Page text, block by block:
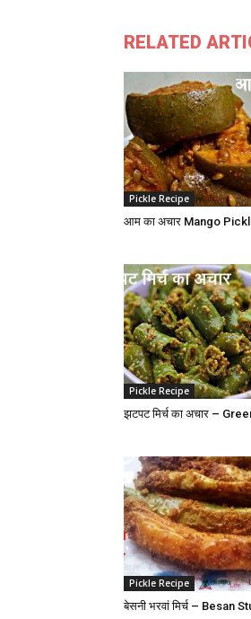
RELATED
Pickle Recipe
आम का अचार Mango
Pickle Recipe
झटपट मिर्च का अचार –
Pickle Recipe
बेसनी भरवां मिर्च – Besan